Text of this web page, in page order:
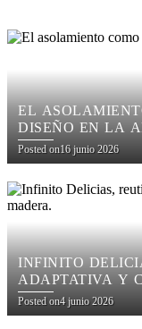
EL
DISEÑO EN LA
Posted on16 junio 2026
INFINITO
ADAPTATIVA Y
Posted on4 junio 2026